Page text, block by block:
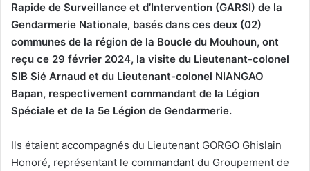
Rapide de Surveillance et d’Intervention (GARSI) de la
Gendarmerie Nationale, basés dans ces deux (02)
communes de la région de la Boucle du Mouhoun, ont
reçu ce 29 février 2024, la visite du Lieutenant-colonel
SIB Sié Arnaud et du Lieutenant-colonel NIANGAO
Bapan, respectivement commandant de la Légion
Spéciale et de la 5e Légion de Gendarmerie.
Ils étaient accompagnés du Lieutenant GORGO Ghislain
Honoré, représentant le commandant du Groupement de